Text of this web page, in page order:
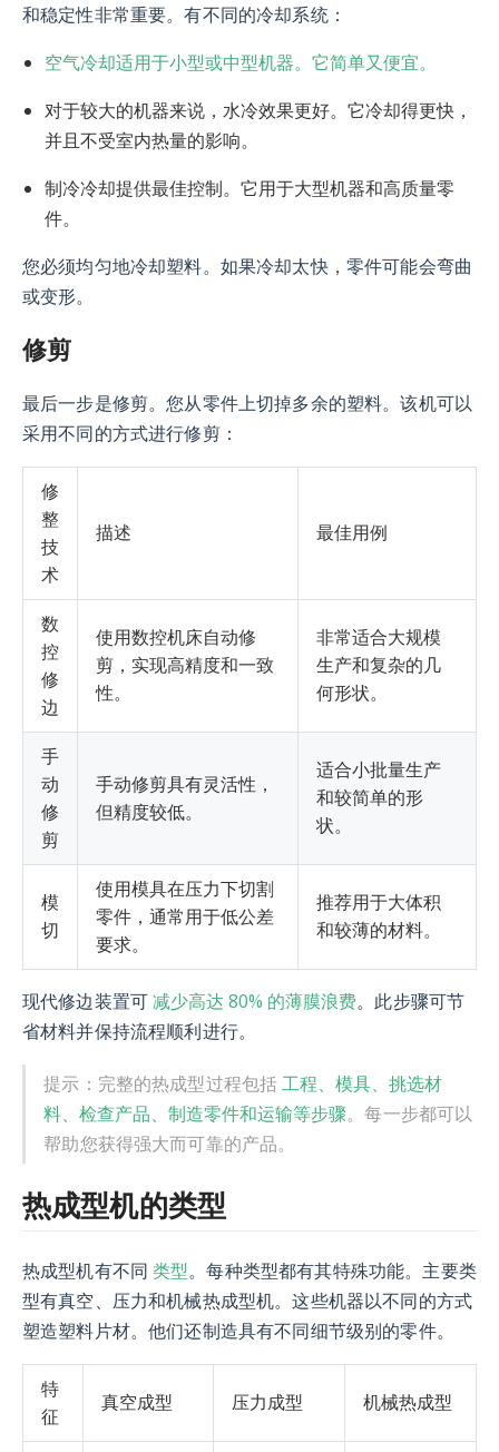
和稳定性非常重要。有不同的冷却系统：
空气冷却适用于小型或中型机器。它简单又便宜。
对于较大的机器来说，水冷效果更好。它冷却得更快，
并且不受室内热量的影响。
制冷冷却提供最佳控制。它用于大型机器和高质量零
件。
您必须均匀地冷却塑料。如果冷却太快，零件可能会弯曲
或变形。
修剪
最后一步是修剪。您从零件上切掉多余的塑料。该机可以
采用不同的方式进行修剪：
修
整
技
术
描述 最佳用例
数
控
修
边
使用数控机床自动修
剪，实现高精度和一致
性。
非常适合大规模
生产和复杂的几
何形状。
手
动
修
剪
手动修剪具有灵活性，
但精度较低。
适合小批量生产
和较简单的形
状。
模
切
使用模具在压力下切割
零件，通常用于低公差
要求。
推荐用于大体积
和较薄的材料。
现代修边装置可减少高达 80% 的薄膜浪费。此步骤可节
省材料并保持流程顺利进行。
提示：完整的热成型过程包括工程、模具、挑选材
料、检查产品、制造零件和运输等步骤。每一步都可以
帮助您获得强大而可靠的产品。
热成型机的类型
热成型机有不同类型。每种类型都有其特殊功能。主要类
型有真空、压力和机械热成型机。这些机器以不同的方式
塑造塑料片材。他们还制造具有不同细节级别的零件。
特
征
真空成型 压力成型 机械热成型